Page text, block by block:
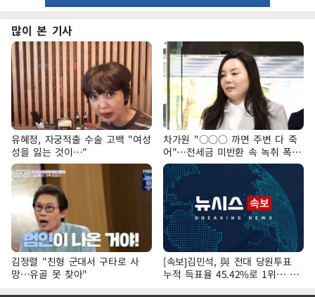
많이 본 기사
유혜정, 자궁적출 수술 고백 "여성
성을 잃는 것이…"
차가원 "○○○ 까면 주변 다 죽
어"…전세금 미반환 속 녹취 폭로
파장
김정렬 "친형 군대서 구타로 사
망…유골 못 찾아"
[속보]김민석, 與 전대 당원투표
누적 득표율 45.42%로 1위… 정
청래 44.56%